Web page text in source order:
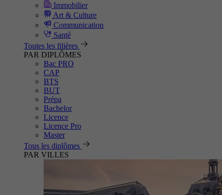
Immobilier
Art & Culture
Communication
Santé
Toutes les filières
PAR DIPLÔMES
Bac PRO
CAP
BTS
BUT
Prépa
Bachelor
Licence
Licence Pro
Master
Tous les diplômes
PAR VILLES